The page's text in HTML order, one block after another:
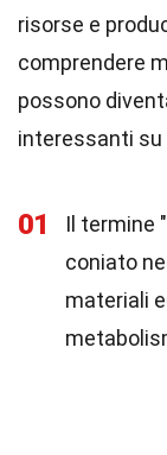
risorse e
comprendere
possono
interessanti
01
Il termine
coniato
materiali